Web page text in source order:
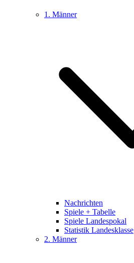
1. Männer
Nachrichten
Spiele + Tabelle
Spiele Landespokal
Statistik Landesklasse
2. Männer